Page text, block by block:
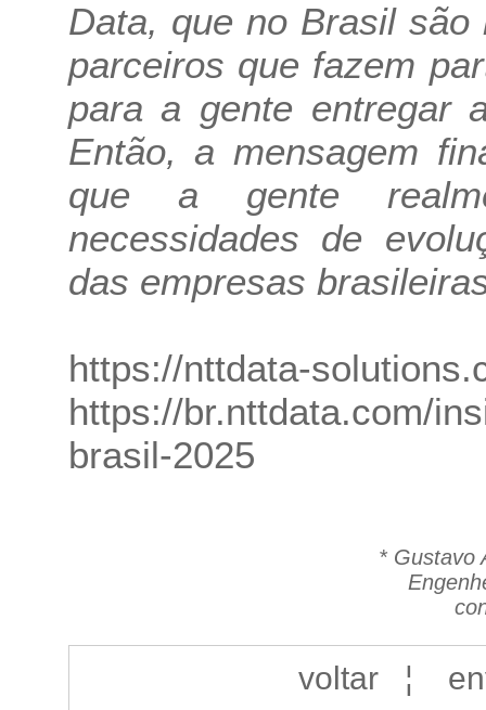
Data, que no Brasil
parceiros que fazem
para a gente entregar
Então, a mensagem
que a gente
necessidades de
das empresas
https://nttdata-
https://br.nttdata.com/
brasil-2025
* Gustavo
voltar¦